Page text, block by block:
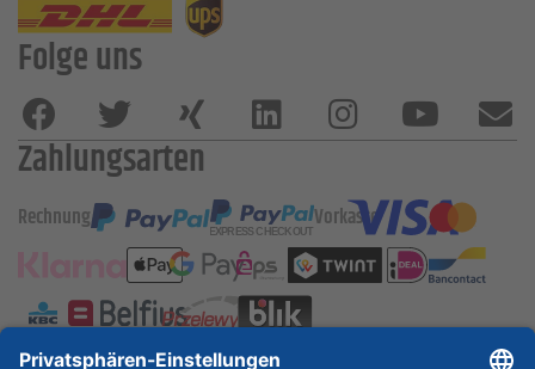
Folge uns
Zahlungsarten
Rechnung Vorkasse
ESSKA International